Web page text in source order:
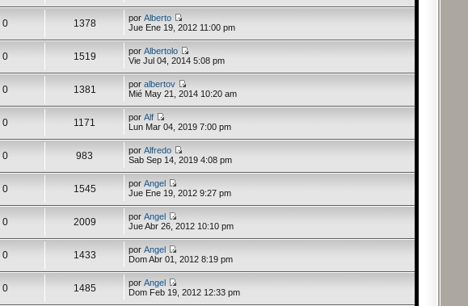
0 1378 porAlberto
Jue Ene 19, 2012 11:00 pm
0 1519 porAlbertolo
Vie Jul 04, 2014 5:08 pm
0 1381 poralbertov
Mié May 21, 2014 10:20 am
0 1171 porAlf
Lun Mar 04, 2019 7:00 pm
0 983 porAlfredo
Sab Sep 14, 2019 4:08 pm
0 1545 porAngel
Jue Ene 19, 2012 9:27 pm
0 2009 porAngel
Jue Abr 26, 2012 10:10 pm
0 1433 porAngel
Dom Abr 01, 2012 8:19 pm
0 1485 porAngel
Dom Feb 19, 2012 12:33 pm